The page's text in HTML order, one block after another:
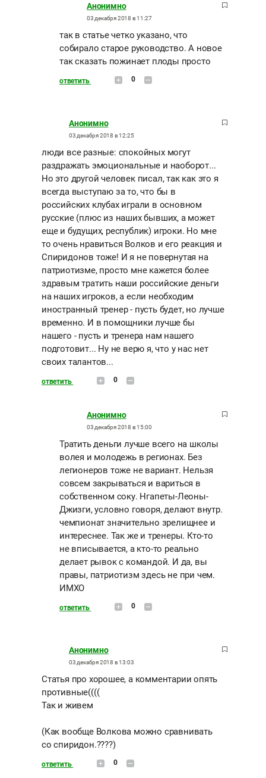
Анонимно
03 декабря 2018 в 11:27
так в статье четко указано, что
собирало старое руководство. А новое
так сказать пожинает плоды просто
ответить 0
Анонимно
03 декабря 2018 в 12:25
люди все разные: спокойных могут
раздражать эмоциональные и наоборот...
Но это другой человек писал, так как это я
всегда выступаю за то, что бы в
российских клубах играли в основном
русские (плюс из наших бывших, а может
еще и будущих, республик) игроки. Но мне
то очень нравиться Волков и его реакция и
Спиридонов тоже! И я не повернутая на
патриотизме, просто мне кажется более
здравым тратить наши российские деньги
на наших игроков, а если необходим
иностранный тренер - пусть будет, но лучше
временно. И в помощники лучше бы
нашего - пусть и тренера нам нашего
подготовит... Ну не верю я, что у нас нет
своих талантов...
ответить 0
Анонимно
03 декабря 2018 в 15:00
Тратить деньги лучше всего на школы
волея и молодежь в регионах. Без
легионеров тоже не вариант. Нельзя
совсем закрываться и вариться в
собственном соку. Нгапеты-Леоны-
Джизги, условно говоря, делают внутр.
чемпионат значительно зрелищнее и
интереснее. Так же и тренеры. Кто-то
не вписывается, а кто-то реально
делает рывок с командой. И да, вы
правы, патриотизм здесь не при чем.
ИМХО
ответить 0
Анонимно
03 декабря 2018 в 13:03
Статья про хорошее, а комментарии опять
противные((((
Так и живем
(Как вообще Волкова можно сравнивать
со спиридон.????)
ответить 0